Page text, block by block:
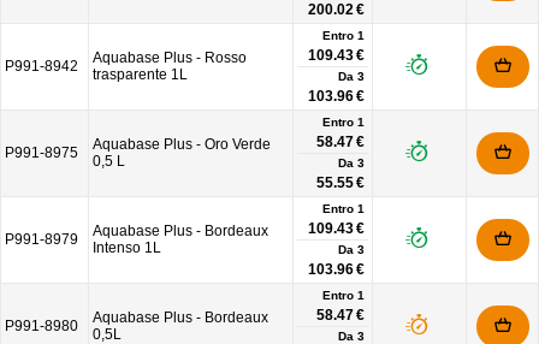
200.02 €
P991-8942
Aquabase Plus - Rosso
trasparente 1L
Entro 1
109.43 €
Da 3
103.96 €
P991-8975
Aquabase Plus - Oro Verde
0,5 L
Entro 1
58.47 €
Da 3
55.55 €
P991-8979
Aquabase Plus - Bordeaux
Intenso 1L
Entro 1
109.43 €
Da 3
103.96 €
P991-8980
Aquabase Plus - Bordeaux
0,5L
Entro 1
58.47 €
Da 3